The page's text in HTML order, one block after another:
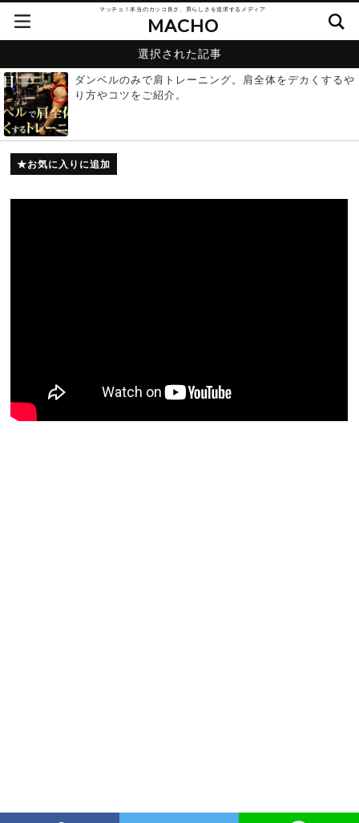
マッチョ！本当のカッコ良さ、男らしさを追求するメディア
MACHO
選択された記事
ダンベルのみで肩トレーニング。肩全体をデカくするや
り方やコツをご紹介。
お気に入りに追加